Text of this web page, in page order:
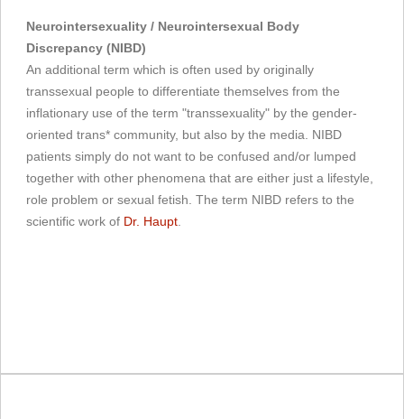
Neurointersexuality / Neurointersexual Body
Discrepancy (NIBD)
An additional term which is often used by originally
transsexual people to differentiate themselves from the
inflationary use of the term "transsexuality" by the gender-
oriented trans* community, but also by the media. NIBD
patients simply do not want to be confused and/or lumped
together with other phenomena that are either just a lifestyle,
role problem or sexual fetish. The term NIBD refers to the
scientific work of Dr. Haupt